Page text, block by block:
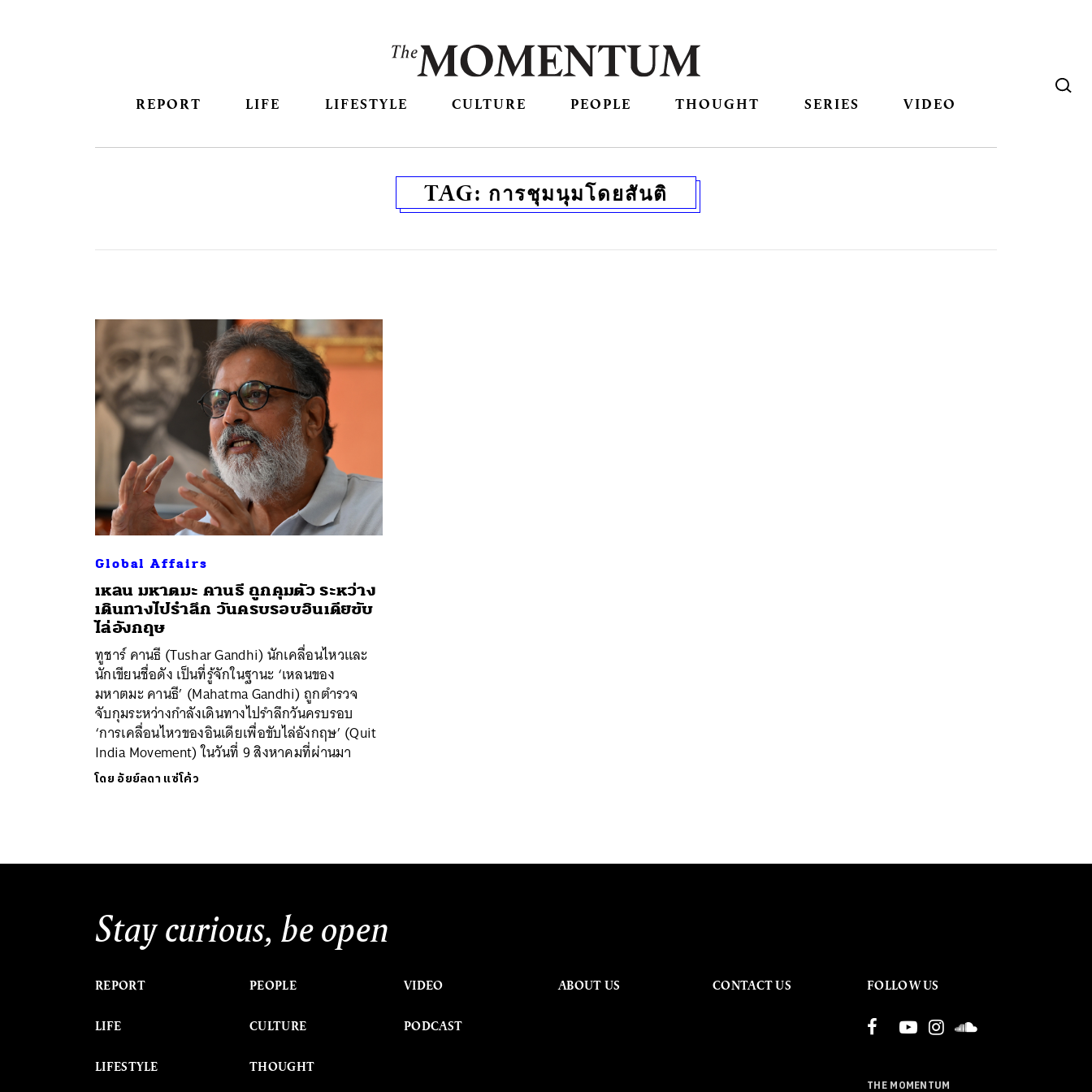
REPORT LIFE LIFESTYLE CULTURE PEOPLE THOUGHT SERIES VIDEO
TAG: การชุมนุมโดยสันติ
Global Affairs
เหลน มหาตมะ คานธี ถูกคุมตัว ระหว่าง
เดินทางไปรำลึก วันครบรอบอินเดียขับ
ไล่อังกฤษ
ทูชาร์ คานธี (Tushar Gandhi) นักเคลื่อนไหวและ
นักเขียนชื่อดัง เป็นที่รู้จักในฐานะ ‘เหลนของ
มหาตมะ คานธี’ (Mahatma Gandhi) ถูกตำรวจ
จับกุมระหว่างกำลังเดินทางไปรำลึกวันครบรอบ
‘การเคลื่อนไหวของอินเดียเพื่อขับไล่อังกฤษ’ (Quit
India Movement) ในวันที่ 9 สิงหาคมที่ผ่านมา
โดย อัยย์ลดา แซ่โค้ว
Stay curious, be open
REPORT
LIFE
LIFESTYLE
PEOPLE
CULTURE
THOUGHT
VIDEO
PODCAST
ABOUT US CONTACT US FOLLOW US
THE MOMENTUM